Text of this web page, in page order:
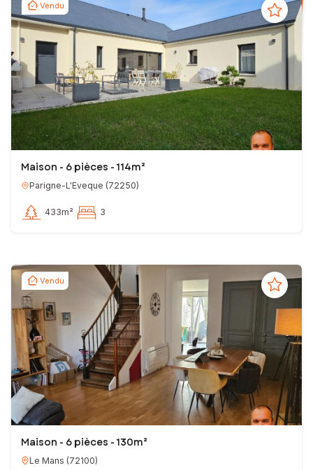
Vendu
Maison - 6 pièces - 114m²
Parigne-L'Eveque (72250)
433m² 3
Vendu
Maison - 6 pièces - 130m²
Le Mans (72100)